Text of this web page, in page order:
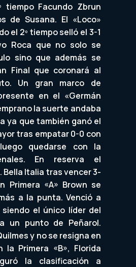
tiempo Facundo Zbrun
de Susana. El «Loco»
el 2º tiempo selló el 3-1
Roca que no solo se
sino que además se
Final que coronará al
Un gran marco de
en el «Germán
la suerte andaba
ya que también ganó el
tras empatar 0-0 con
quedarse con la
En reserva el
Bella Italia tras vencer 3-
Primera «A» Brown se
a la punta. Venció a
el único líder del
un punto de Peñarol.
y no se resigna en
la Primera «B», Florida
la clasificación a